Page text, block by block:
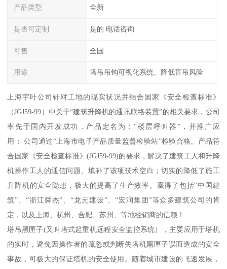
产品类型 全新
是否可定制 是的 电话咨询
可售 全国
用途 塔吊吊钩可视化系统、降低盲吊风险
上海宇叶公司针对工地的现实状况并结合国家《安全检查标准》
（JGJ59-99）中关于“建筑升降机的通讯联络装置”的相关要求，公司
率先于国内开发成功，产品定名为：“楼层呼叫器”，并推广应
用； 公司通过“上海市电子产品质量监督检验站”检验合格。产品符
合国家《安全检查标准》(JGJ59-99)的要求，解决了建筑工人和升降
机操作工人的通信问题、填补了该项技术空白；切实的降低了施工
升降机的安全隐患，极大的提高了生产效率。赢得了包括“中国建
筑”、“浙江舜杰”、“龙元建设”、“宏润集团”等众多建筑公司的肯
定，以及上海、杭州、合肥、苏州、等地经销商的信赖！
塔吊黑匣子(又叫塔式起重机远程安全监控系统），主要应用于塔机
的实时，避免因操作者的疏忽或判断失塔机黑匣子误而造成的安全
事故，可极大的保证塔机的安全使用。随着城市建设的飞速发展，